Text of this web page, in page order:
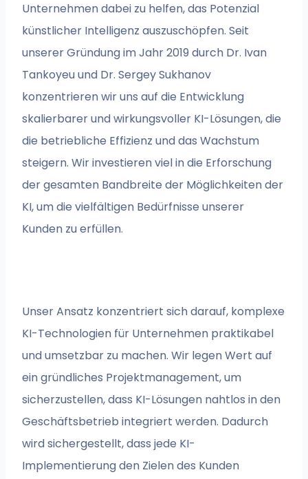
Unternehmen dabei zu helfen, das Potenzial
künstlicher Intelligenz auszuschöpfen. Seit
unserer Gründung im Jahr 2019 durch Dr. Ivan
Tankoyeu und Dr. Sergey Sukhanov
konzentrieren wir uns auf die Entwicklung
skalierbarer und wirkungsvoller KI-Lösungen, die
die betriebliche Effizienz und das Wachstum
steigern. Wir investieren viel in die Erforschung
der gesamten Bandbreite der Möglichkeiten der
KI, um die vielfältigen Bedürfnisse unserer
Kunden zu erfüllen.
Unser Ansatz konzentriert sich darauf, komplexe
KI-Technologien für Unternehmen praktikabel
und umsetzbar zu machen. Wir legen Wert auf
ein gründliches Projektmanagement, um
sicherzustellen, dass KI-Lösungen nahtlos in den
Geschäftsbetrieb integriert werden. Dadurch
wird sichergestellt, dass jede KI-
Implementierung den Zielen des Kunden